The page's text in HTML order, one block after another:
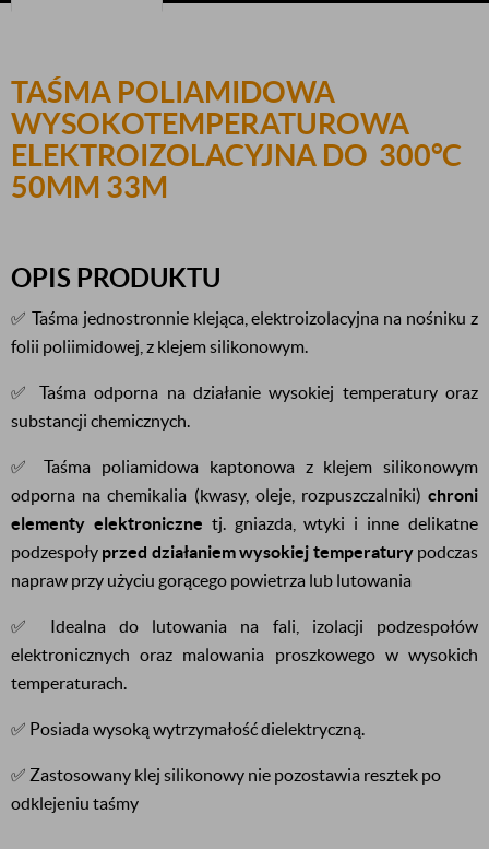
TAŚMA POLIAMIDOWA
WYSOKOTEMPERATUROWA
ELEKTROIZOLACYJNA DO 300°C
50MM 33M
OPIS PRODUKTU
✅ Taśma jednostronnie klejąca, elektroizolacyjna na nośniku z
folii poliimidowej, z klejem silikonowym.
✅ Taśma odporna na działanie wysokiej temperatury oraz
substancji chemicznych.
✅ Taśma poliamidowa kaptonowa z klejem silikonowym
odporna na chemikalia (kwasy, oleje, rozpuszczalniki) chroni
elementy elektroniczne tj. gniazda, wtyki i inne delikatne
podzespoły przed działaniem wysokiej temperaturypodczas
napraw przy użyciu gorącego powietrza lub lutowania
✅ Idealna do lutowania na fali, izolacji podzespołów
elektronicznych oraz malowania proszkowego w wysokich
temperaturach.
✅ Posiada wysoką wytrzymałość dielektryczną.
✅ Zastosowany klej silikonowy nie pozostawia resztek po
odklejeniu taśmy